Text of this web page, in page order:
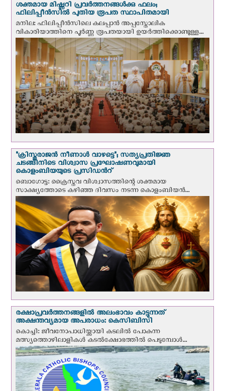
ശക്തമായ മിഷ്ണറി പ്രവർത്തനങ്ങൾക്കു ഫലം;
ഫിലിപ്പീൻസിൽ പുതിയ രൂപത സ്ഥാപിതമായി
മനില: ഫിലിപ്പീൻസിലെ കലപ്പാൻ അപ്പസ്തോലിക
വികാരിയാത്തിനെ പൂർണ്ണ രൂപതയായി ഉയർത്തിക്കൊണ്ടുള്ള...
"ക്രിസ്തുരാജന്‍ നീണാള്‍ വാഴട്ടെ"; സത്യപ്രതിജ്ഞ
ചടങ്ങിനിടെ വിശ്വാസ പ്രഘോഷണവുമായി
കൊളംബിയയുടെ പ്രസിഡന്‍റ്
ബൊഗോട്ട: ക്രൈസ്തവ വിശ്വാസത്തിന്റെ ശക്തമായ
സാക്ഷ്യത്തോടെ കഴിഞ്ഞ ദിവസം നടന്ന കൊളംബിയന്‍...
രക്ഷാപ്രവര്‍ത്തനങ്ങളില്‍ അലംഭാവം കാട്ടുന്നത്
അക്ഷന്തവ്യമായ അപരാധം: കെസിബിസി
കൊച്ചി: ജീവനോപാധിയ്ക്കായി കടലില്‍ പോകുന്ന
മത്സ്യത്തൊഴിലാളികള്‍ കടല്‍ക്ഷോഭത്തില്‍ പെടുമ്പോള്‍...